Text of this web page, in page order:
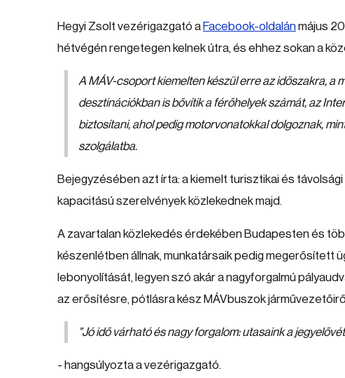
Hegyi Zsolt vezérigazgató a Facebook-oldalánmájus
hétvégén rengetegen kelnek útra, és ehhez sokan a
A MÁV-csoport kiemelten készül erre az időszakra, a
desztinációkban is bővítik a férőhelyek számát, az
biztosítani, ahol pedig motorvonatokkal dolgoznak,
szolgálatba.
Bejegyzésében azt írta: a kiemelt turisztikai és
kapacitású szerelvények közlekednek majd.
A zavartalan közlekedés érdekében Budapesten és
készenlétben állnak, munkatársaik pedig megerősített
lebonyolítását, legyen szó akár a nagyforgalmú
az erősítésre, pótlásra kész MÁVbuszok
"Jó idő várható és nagy forgalom: utasaink a
- hangsúlyozta a vezérigazgató.